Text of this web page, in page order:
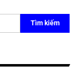
Tìm kiếm